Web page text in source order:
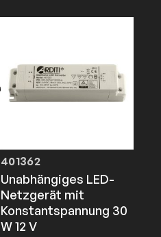
401362
Unabhängiges LED-
Netzgerät mit
Konstantspannung 30
W 12 V